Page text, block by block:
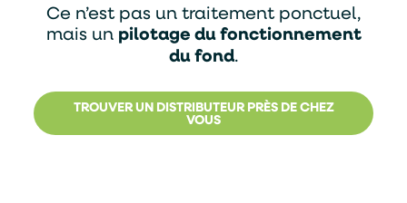
Ce n’est pas un traitement ponctuel,
mais un pilotage du fonctionnement
du fond.
TROUVER UN DISTRIBUTEUR PRÈS DE CHEZ
VOUS